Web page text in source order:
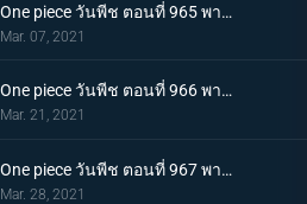
One piece วันพีช ตอนที่ 965 พากย์ไทย ดวลดาบ! โรเจอร์กับหนวดขาว!
Mar. 07, 2021
One piece วันพีช ตอนที่ 966 พากย์ไทย ความปรารถนาของโรเจอร์! การเดินทางครั้งใหม่
Mar. 21, 2021
One piece วันพีช ตอนที่ 967 พากย์ไทย อุทิศชีวิต! การผจญภัยของโรเจอร์!
Mar. 28, 2021